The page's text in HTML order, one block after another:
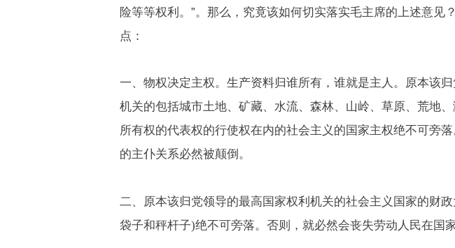
险等等权利。”。那么，究竟该如何切实落实毛主席的上述意见
点：
一、物权决定主权。生产资料归谁所有，谁就是主人。原本该
机关的包括城市土地、矿藏、水流、森林、山岭、草原、荒地
所有权的代表权的行使权在内的社会主义的国家主权绝不可旁
的主仆关系必然被颠倒。
二、原本该归党领导的最高国家权利机关的社会主义国家的财
袋子和秤杆子)绝不可旁落。否则，就必然会丧失劳动人民在国